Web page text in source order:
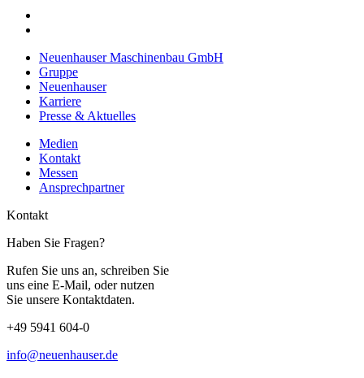
Neuenhauser Maschinenbau GmbH
Gruppe
Neuenhauser
Karriere
Presse & Aktuelles
Medien
Kontakt
Messen
Ansprechpartner
Kontakt
Haben Sie Fragen?
Rufen Sie uns an, schreiben Sie
uns eine E-Mail, oder nutzen
Sie unsere Kontaktdaten.
+49 5941 604-0
info@neuenhauser.de